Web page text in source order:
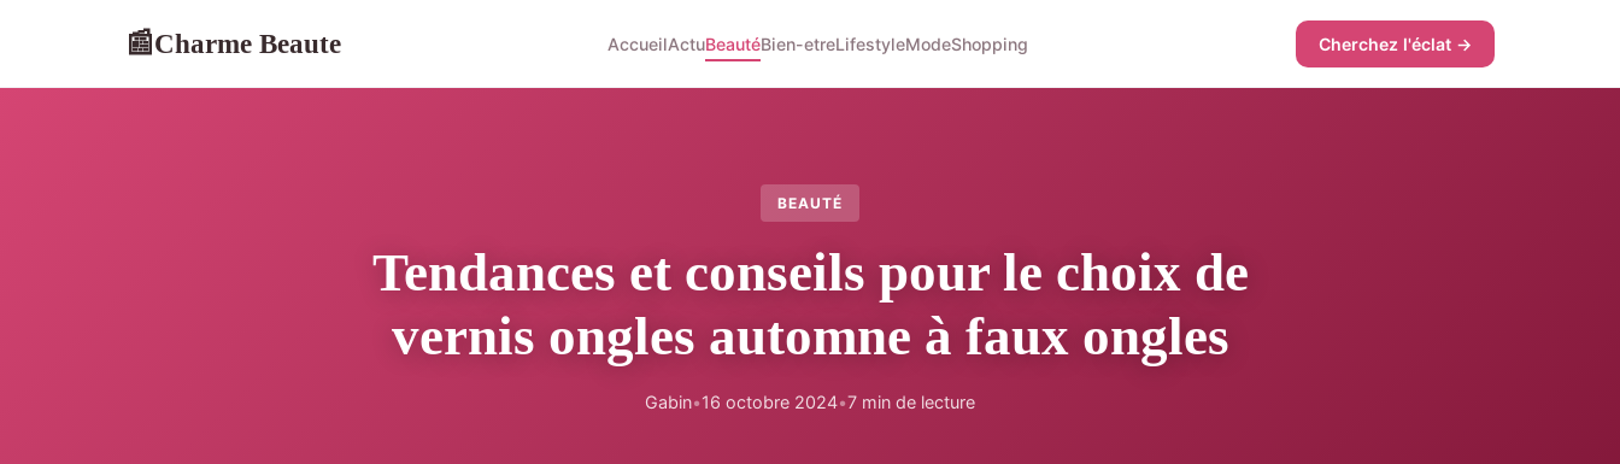
📰Charme Beaute AccueilActuBeautéBien-etreLifestyleModeShopping Cherchez l'éclat →
BEAUTÉ
Tendances et conseils pour le choix de
vernis ongles automne à faux ongles
Gabin•16 octobre 2024•7 min de lecture